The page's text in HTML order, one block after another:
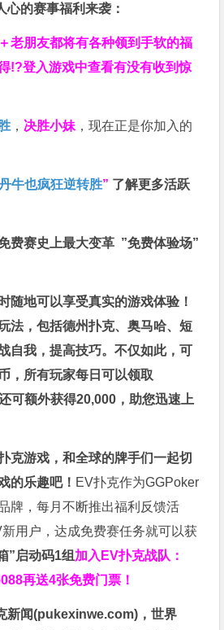
的赛事福利来袭：
老朋友都将有各种领到手软的福
!?登入游戏中查看有没有收到惊
， 决胜小妹 ，现在正是你加入的
牛也疯狂逆转胜” 了解更多活跃
费赛史上最大变革 ”免费体验场”
随地可以享受真实的游戏体验！
法，包括德州扑克、奥马哈、短
自我，提高技巧。不仅如此，可
，所有玩家每日可以领取
可额外获得20,000，助您迅速上
克游戏，和全球的牌手们一起切
的乐趣吧！ EV扑克作为GGPoker
牌，每月不断推出福利反馈活
用户，达成免费赛任务就可以获
”启动码1组 加入EV扑克战队：
再送4张免费门票！
新闻(pukexinwe.com)，世界